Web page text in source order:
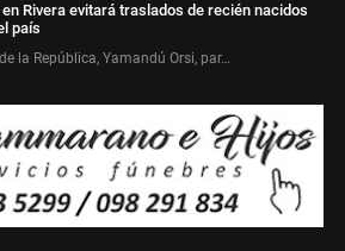
Rivera evitará traslados de recién nacidos
país
la República, Yamandú Orsi, par…